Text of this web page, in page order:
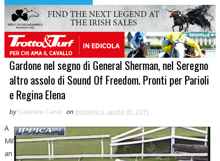
Gardone nel segno di General Sherman, nel Seregno
altro assolo di Sound Of Freedom. Pronti per Parioli
e Regina Elena
by Gabriele Candi on domenica, aprile 05, 2015
A
Mil
an